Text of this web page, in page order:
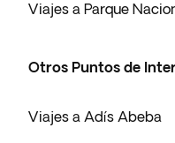
Viajes a Parque
Otros Puntos de
Viajes a Adís Abeba